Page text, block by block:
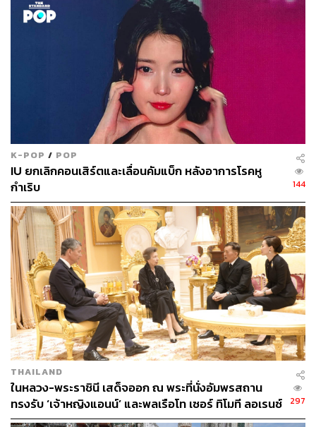
K-POP / POP
IU ยกเลิกคอนเสิร์ตและเลื่อนคัมแบ็ก หลังอาการโรคหู
กำเริบ
144
THAILAND
ในหลวง-พระราชินี เสด็จออก ณ พระที่นั่งอัมพรสถาน
ทรงรับ ‘เจ้าหญิงแอนน์’ และพลเรือโท เซอร์ ทิโมที ลอเรนซ์
ในโอกาสเสด็จเยือนไทย
297